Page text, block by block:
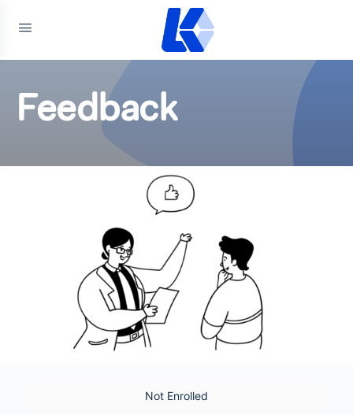
Feedback
Not Enrolled